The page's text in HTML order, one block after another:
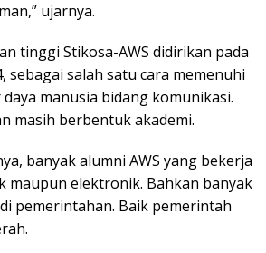
ujarnya.
tinggi Stikosa-AWS didirikan pada
sebagai salah satu cara memenuhi
manusia bidang komunikasi.
masih berbentuk akademi.
banyak alumni AWS yang bekerja
maupun elektronik. Bahkan banyak
pemerintahan. Baik pemerintah